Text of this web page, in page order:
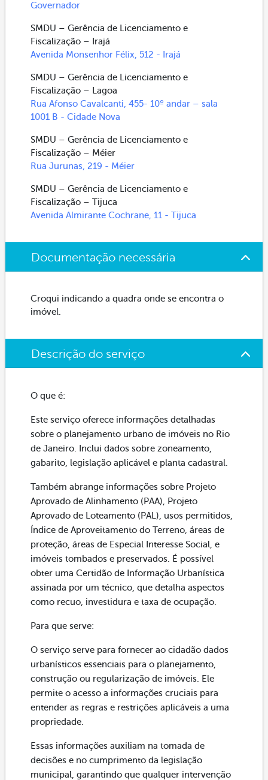
Governador
SMDU – Gerência de Licenciamento e
Fiscalização – Irajá
Avenida Monsenhor Félix, 512 - Irajá
SMDU – Gerência de Licenciamento e
Fiscalização – Lagoa
Rua Afonso Cavalcanti, 455- 10º andar – sala
1001 B - Cidade Nova
SMDU – Gerência de Licenciamento e
Fiscalização – Méier
Rua Jurunas, 219 - Méier
SMDU – Gerência de Licenciamento e
Fiscalização – Tijuca
Avenida Almirante Cochrane, 11 - Tijuca
Documentação necessária
Croqui indicando a quadra onde se encontra o
imóvel.
Descrição do serviço
O que é:
Este serviço oferece informações detalhadas
sobre o planejamento urbano de imóveis no Rio
de Janeiro. Inclui dados sobre zoneamento,
gabarito, legislação aplicável e planta cadastral.
Também abrange informações sobre Projeto
Aprovado de Alinhamento (PAA), Projeto
Aprovado de Loteamento (PAL), usos permitidos,
Índice de Aproveitamento do Terreno, áreas de
proteção, áreas de Especial Interesse Social, e
imóveis tombados e preservados. É possível
obter uma Certidão de Informação Urbanística
assinada por um técnico, que detalha aspectos
como recuo, investidura e taxa de ocupação.
Para que serve:
O serviço serve para fornecer ao cidadão dados
urbanísticos essenciais para o planejamento,
construção ou regularização de imóveis. Ele
permite o acesso a informações cruciais para
entender as regras e restrições aplicáveis a uma
propriedade.
Essas informações auxiliam na tomada de
decisões e no cumprimento da legislação
municipal, garantindo que qualquer intervenção